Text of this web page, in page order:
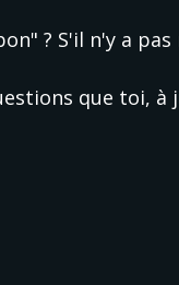
? S'il n'y a
que toi,